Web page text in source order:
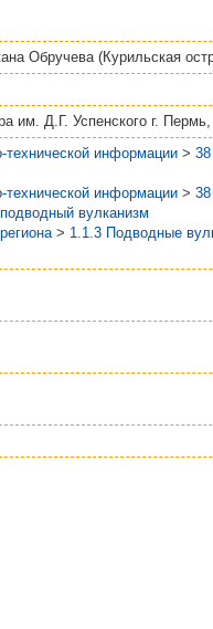
Обручева (Курильская
им. Д.Г. Успенского г. Пермь,
технической информации >
технической информации >
вулканизм
> 1.1.3 Подводные